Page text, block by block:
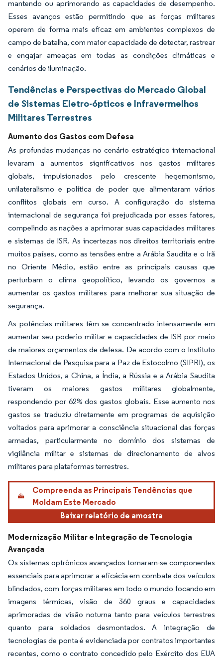
mantendo ou aprimorando as capacidades de desempenho.
Esses avanços estão permitindo que as forças militares
operem de forma mais eficaz em ambientes complexos de
campo de batalha, com maior capacidade de detectar, rastrear
e engajar ameaças em todas as condições climáticas e
cenários de iluminação.
Tendências e Perspectivas do Mercado Global
de Sistemas Eletro-ópticos e Infravermelhos
Militares Terrestres
Aumento dos Gastos com Defesa
As profundas mudanças no cenário estratégico internacional
levaram a aumentos significativos nos gastos militares
globais, impulsionados pelo crescente hegemonismo,
unilateralismo e política de poder que alimentaram vários
conflitos globais em curso. A configuração do sistema
internacional de segurança foi prejudicada por esses fatores,
compelindo as nações a aprimorar suas capacidades militares
e sistemas de ISR. As incertezas nos direitos territoriais entre
muitos países, como as tensões entre a Arábia Saudita e o Irã
no Oriente Médio, estão entre as principais causas que
perturbam o clima geopolítico, levando os governos a
aumentar os gastos militares para melhorar sua situação de
segurança.
As potências militares têm se concentrado intensamente em
aumentar seu poderio militar e capacidades de ISR por meio
de maiores orçamentos de defesa. De acordo com o Instituto
Internacional de Pesquisa para a Paz de Estocolmo (SIPRI), os
Estados Unidos, a China, a Índia, a Rússia e a Arábia Saudita
tiveram os maiores gastos militares globalmente,
respondendo por 62% dos gastos globais. Esse aumento nos
gastos se traduziu diretamente em programas de aquisição
voltados para aprimorar a consciência situacional das forças
armadas, particularmente no domínio dos sistemas de
vigilância militar e sistemas de direcionamento de alvos
militares para plataformas terrestres.
Compreenda as Principais Tendências que
Moldam Este Mercado
Baixar relatório de amostra
Modernização Militar e Integração de Tecnologia
Avançada
Os sistemas optrônicos avançados tornaram-se componentes
essenciais para aprimorar a eficácia em combate dos veículos
blindados, com forças militares em todo o mundo focando em
imagens térmicas, visão de 360 graus e capacidades
aprimoradas de visão noturna tanto para veículos terrestres
quanto para soldados desmontados. A integração de
tecnologias de ponta é evidenciada por contratos importantes
recentes, como o contrato concedido pelo Exército dos EUA